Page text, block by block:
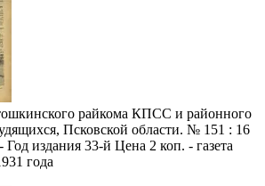
райкома КПСС и районного
Псковской области. № 151 : 16
Год издания 33-й Цена 2 коп. - газета
года